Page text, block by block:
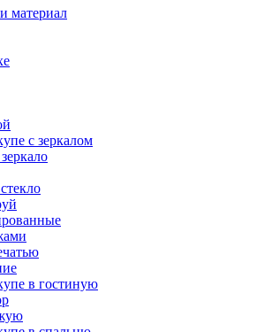
материал
с зеркалом
в гостиную